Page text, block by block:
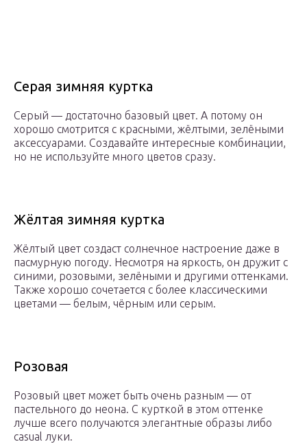
Серая зимняя куртка
Серый — достаточно базовый цвет. А потому он
хорошо смотрится с красными, жёлтыми, зелёными
аксессуарами. Создавайте интересные комбинации,
но не используйте много цветов сразу.
Жёлтая зимняя куртка
Жёлтый цвет создаст солнечное настроение даже в
пасмурную погоду. Несмотря на яркость, он дружит с
синими, розовыми, зелёными и другими оттенками.
Также хорошо сочетается с более классическими
цветами — белым, чёрным или серым.
Розовая
Розовый цвет может быть очень разным — от
пастельного до неона. С курткой в этом оттенке
лучше всего получаются элегантные образы либо
casual луки.